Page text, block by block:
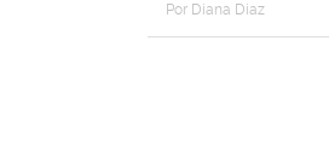
Por Diana Diaz